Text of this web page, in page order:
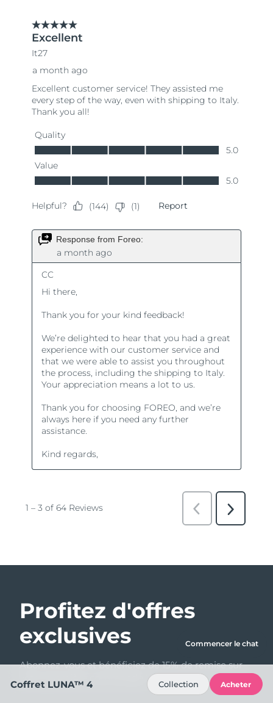
Profitez d'offres
exclusives
Abonnez-vous et bénéficiez de 15% de remise sur
votre première commande !
Commencer le chat
Coffret LUNA™ 4 Collection Acheter